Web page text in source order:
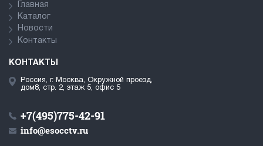
Главная
Каталог
Новости
Контакты
КОНТАКТЫ
Россия, г. Москва, Окружной проезд,
дом8, стр. 2, этаж 5, офис 5
+7(495)775-42-91
info@esocctv.ru